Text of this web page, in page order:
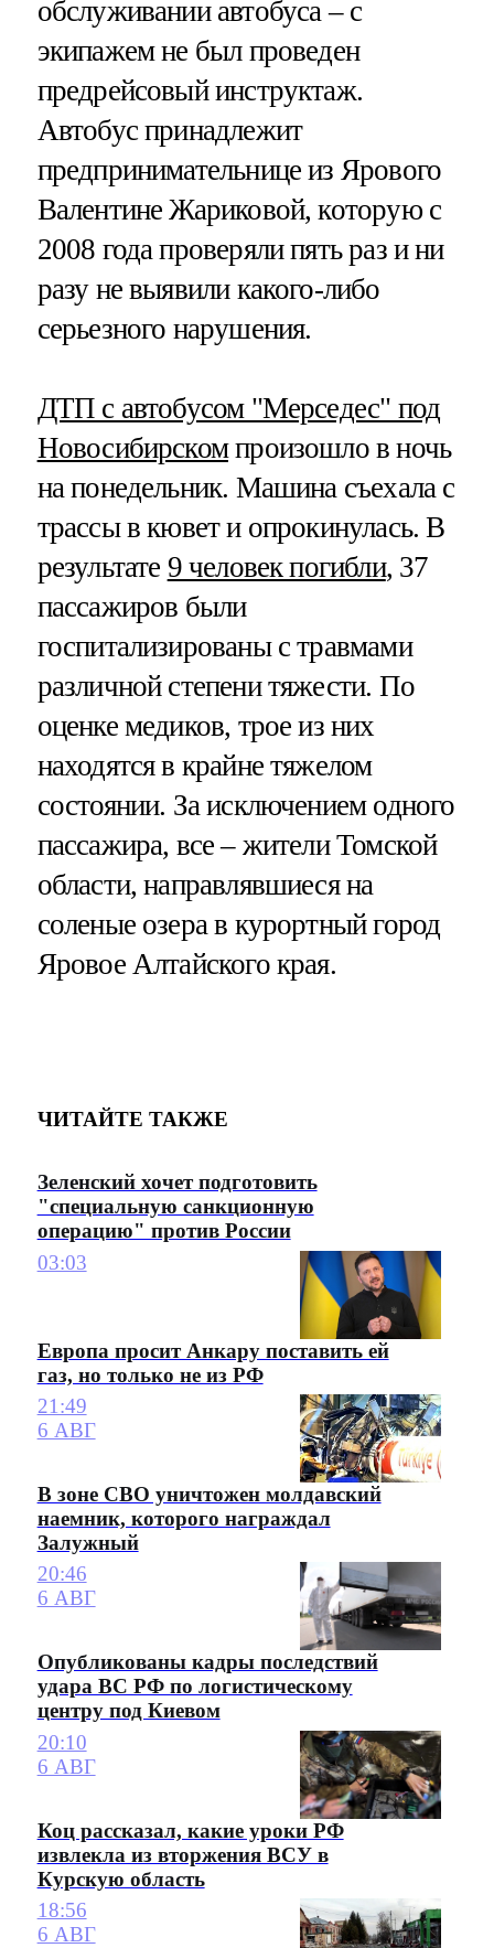
обслуживании автобуса – с
экипажем не был проведен
предрейсовый инструктаж.
Автобус принадлежит
предпринимательнице из Ярового
Валентине Жариковой, которую с
2008 года проверяли пять раз и ни
разу не выявили какого-либо
серьезного нарушения.
ДТП с автобусом "Мерседес" под
Новосибирскомпроизошло в ночь
на понедельник. Машина съехала с
трассы в кювет и опрокинулась. В
результате 9 человек погибли, 37
пассажиров были
госпитализированы с травмами
различной степени тяжести. По
оценке медиков, трое из них
находятся в крайне тяжелом
состоянии. За исключением одного
пассажира, все – жители Томской
области, направлявшиеся на
соленые озера в курортный город
Яровое Алтайского края.
ЧИТАЙТЕ ТАКЖЕ
Зеленский хочет подготовить
"специальную санкционную
операцию" против России
03:03
Европа просит Анкару поставить ей
газ, но только не из РФ
21:49
6 АВГ
В зоне СВО уничтожен молдавский
наемник, которого награждал
Залужный
20:46
6 АВГ
Опубликованы кадры последствий
удара ВС РФ по логистическому
центру под Киевом
20:10
6 АВГ
Коц рассказал, какие уроки РФ
извлекла из вторжения ВСУ в
Курскую область
18:56
6 АВГ